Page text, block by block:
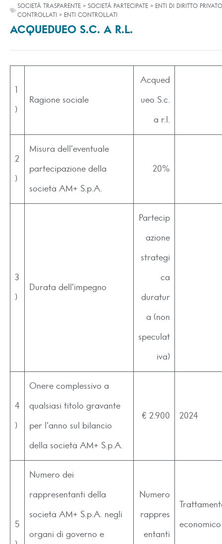
SOCIETÀ TRASPARENTE > SOCIETÀ PARTECIPATE > ENTI DI DIRITTO PRIVATO
CONTROLLATI > ENTI CONTROLLATI
ACQUEDUEO S.C. A R.L.
)
Ragione sociale
Acqued
ueo S.c.
a r.l.
2
)
Misura dell’eventuale
partecipazione della
società AM+ S.p.A.
20%
3
)
Durata dell’impegno
Partecip
azione
strategi
ca
duratur
a (non
speculat
iva)
4
)
Onere complessivo a
qualsiasi titolo gravante
per l’anno sul bilancio
della società AM+ S.p.A.
€ 2.900 2024
5
Numero dei
rappresentanti della
società AM+ S.p.A. negli
organi di governo e
Numero
rappres
entanti
economico